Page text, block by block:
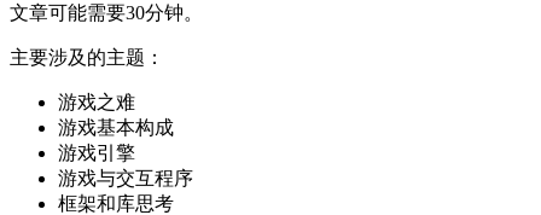
文章可能需要30分钟。
主要涉及的主题：
游戏之难
游戏基本构成
游戏引擎
游戏与交互程序
框架和库思考